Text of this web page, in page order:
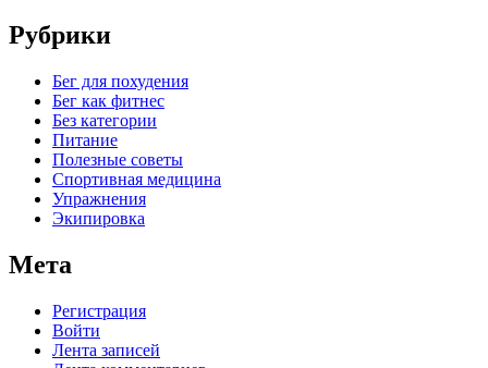
Рубрики
Бег для похудения
Бег как фитнес
Без категории
Питание
Полезные советы
Спортивная медицина
Упражнения
Экипировка
Мета
Регистрация
Войти
Лента записей